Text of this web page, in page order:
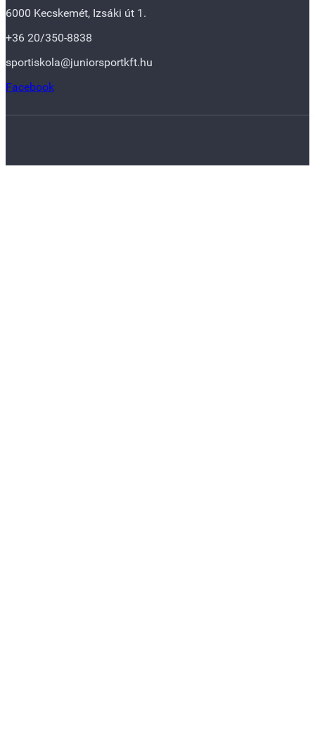
6000 Kecskemét, Izsáki út 1.
+36 20/350-8838
sportiskola@juniorsportkft.hu
Facebook